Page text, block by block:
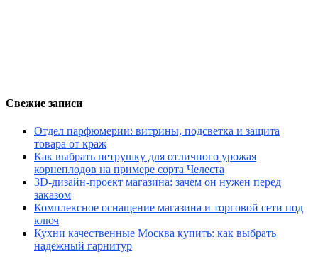
Свежие записи
Отдел парфюмерии: витрины, подсветка и защита
товара от краж
Как выбрать петрушку для отличного урожая
корнеплодов на примере сорта Челеста
3D-дизайн-проект магазина: зачем он нужен перед
заказом
Комплексное оснащение магазина и торговой сети под
ключ
Кухни качественные Москва купить: как выбрать
надёжный гарнитур